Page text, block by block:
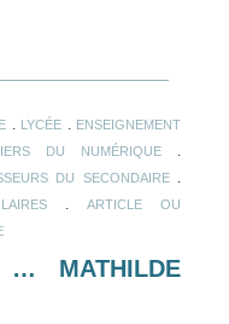
LYCÉE
ENSEIGNEMENT
DU NUMÉRIQUE
DU SECONDAIRE.
ARTICLE OU
… MATHILDE